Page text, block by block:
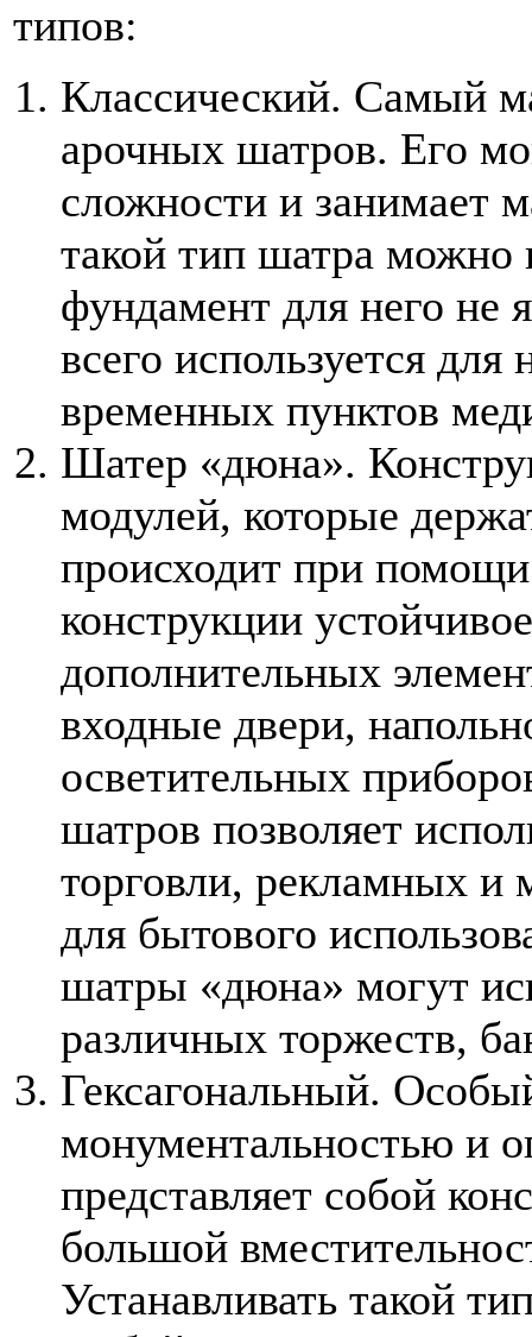
типов:
Классический. Самый
арочных шатров. Его
сложности и занимает
такой тип шатра можно
фундамент для него не
всего используется
временных пунктов
Шатер «дюна».
модулей, которые
происходит при
конструкции
дополнительных
входные двери,
осветительных
шатров позволяет
торговли, рекламных и
для бытового
шатры «дюна» могут
различных торжеств,
Гексагональный.
монументальностью и
представляет собой
большой
Устанавливать такой